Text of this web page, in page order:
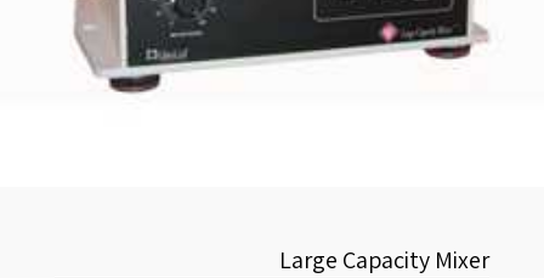
Large Capacity Mixer